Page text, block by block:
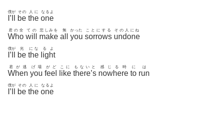
I’ll
僕が
be
その
the
人に
one
なるよ
Who
君の全
will
ての
make
悲しみを
all
無
you
かった
sorrows
ことにする
undone
その人にね
I’ll
僕が
be
光
the
にな
light
るよ
When
君が逃
you
げ場
feel
がど
like
こに
there’s
もないと
nowhere
感じる時
to
に
run
は
I’ll
僕が
be
その
the
人に
one
なるよ